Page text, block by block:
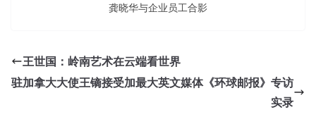
龚晓华与企业员工合影
王世国：岭南艺术在云端看世界
驻加拿大大使王镝接受加最大英文媒体《环球邮报》专访
实录